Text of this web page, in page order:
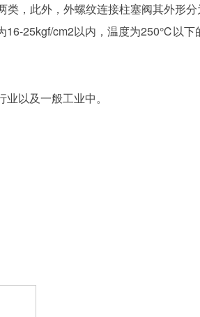
，此外，外螺纹连接柱塞阀其外形
25kgf/cm2以内，温度为250℃以
以及一般工业中。